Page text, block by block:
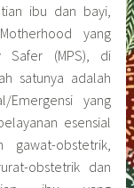
ibu dan bayi,
yang
Safer (MPS), di
satunya adalah
Emergensi yang
esensial
obstetrik,
obstetrik dan